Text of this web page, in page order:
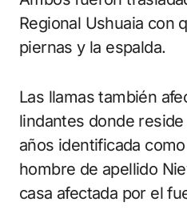
Regional Ushuaia con
piernas y la espalda.
Las llamas también
lindantes donde
años identificada
hombre de apellido
casa afectada por el